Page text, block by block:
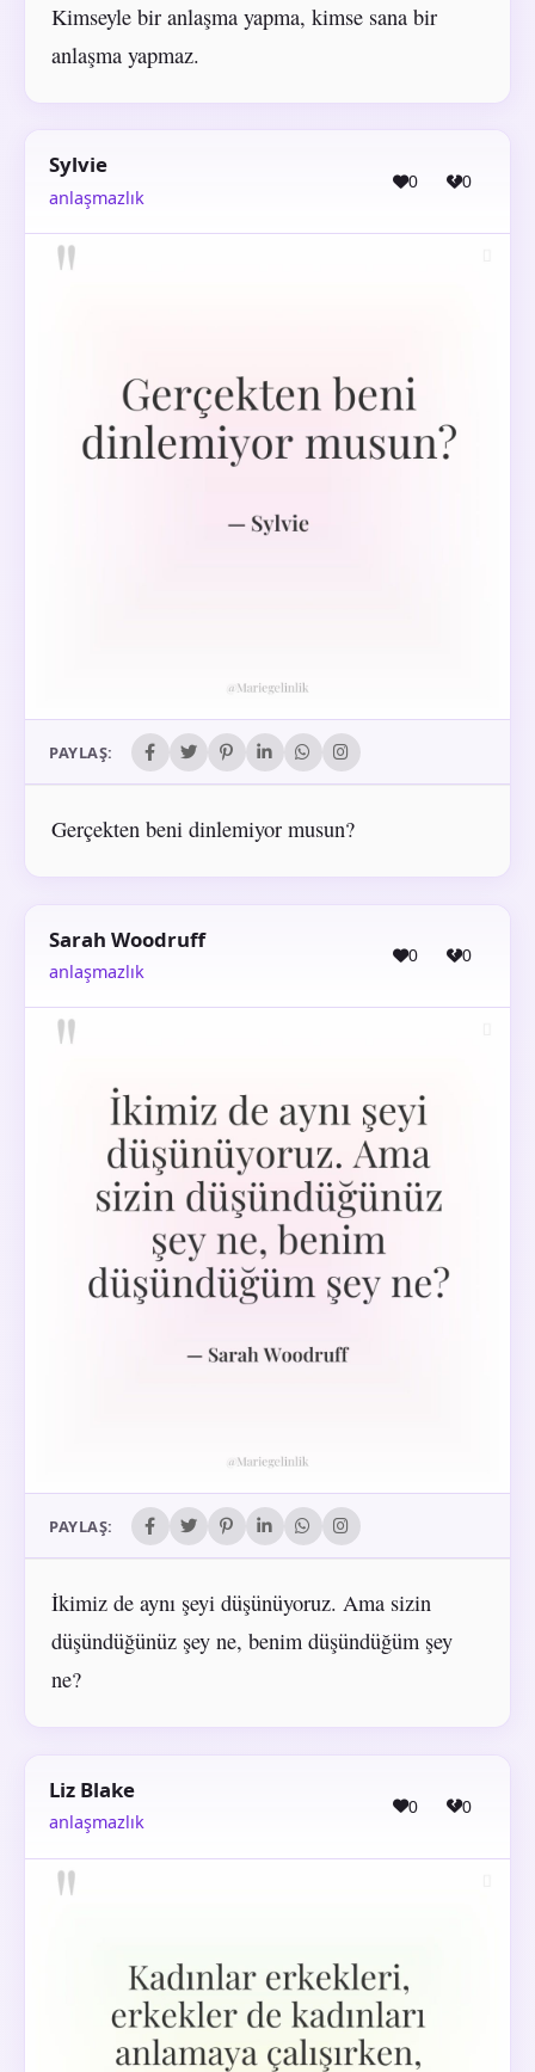
Kimseyle bir anlaşma yapma, kimse sana bir
anlaşma yapmaz.
Sylvie
anlaşmazlık
0 0
PAYLAŞ:
Gerçekten beni dinlemiyor musun?
Sarah Woodruff
anlaşmazlık
0 0
PAYLAŞ:
İkimiz de aynı şeyi düşünüyoruz. Ama sizin
düşündüğünüz şey ne, benim düşündüğüm şey
ne?
Liz Blake
anlaşmazlık
0 0